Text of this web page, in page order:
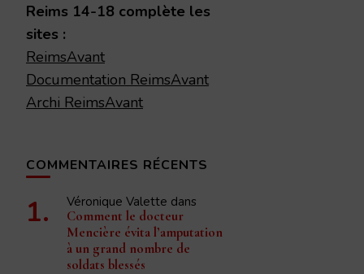
Reims 14-18 complète les
sites :
ReimsAvant
Documentation ReimsAvant
Archi ReimsAvant
COMMENTAIRES RÉCENTS
Véronique Valette dans
Comment le docteur
Mencière évita l’amputation
à un grand nombre de
soldats blessés